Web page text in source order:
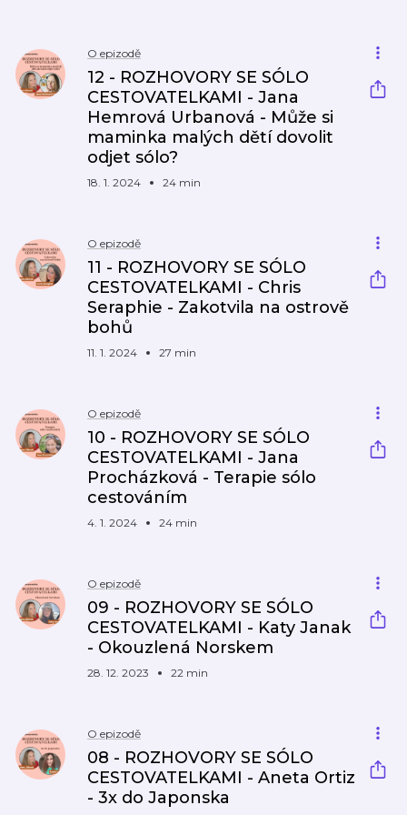
O epizodě
12 - ROZHOVORY SE SÓLO
CESTOVATELKAMI - Jana
Hemrová Urbanová - Může si
maminka malých dětí dovolit
odjet sólo?
18. 1. 2024 24 min
O epizodě
11 - ROZHOVORY SE SÓLO
CESTOVATELKAMI - Chris
Seraphie - Zakotvila na ostrově
bohů
11. 1. 2024 27 min
O epizodě
10 - ROZHOVORY SE SÓLO
CESTOVATELKAMI - Jana
Procházková - Terapie sólo
cestováním
4. 1. 2024 24 min
O epizodě
09 - ROZHOVORY SE SÓLO
CESTOVATELKAMI - Katy Janak
- Okouzlená Norskem
28. 12. 2023 22 min
O epizodě
08 - ROZHOVORY SE SÓLO
CESTOVATELKAMI - Aneta Ortiz
- 3x do Japonska